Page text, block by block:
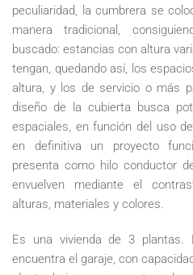
peculiaridad, la cumbrera se
manera tradicional,
buscado: estancias con altura
tengan, quedando así, los
altura, y los de servicio o más
diseño de la cubierta busca
espaciales, en función del uso
en definitiva un proyecto
presenta como hilo conductor
envuelven mediante el
alturas, materiales y colores.
Es una vivienda de 3
encuentra el garaje, con